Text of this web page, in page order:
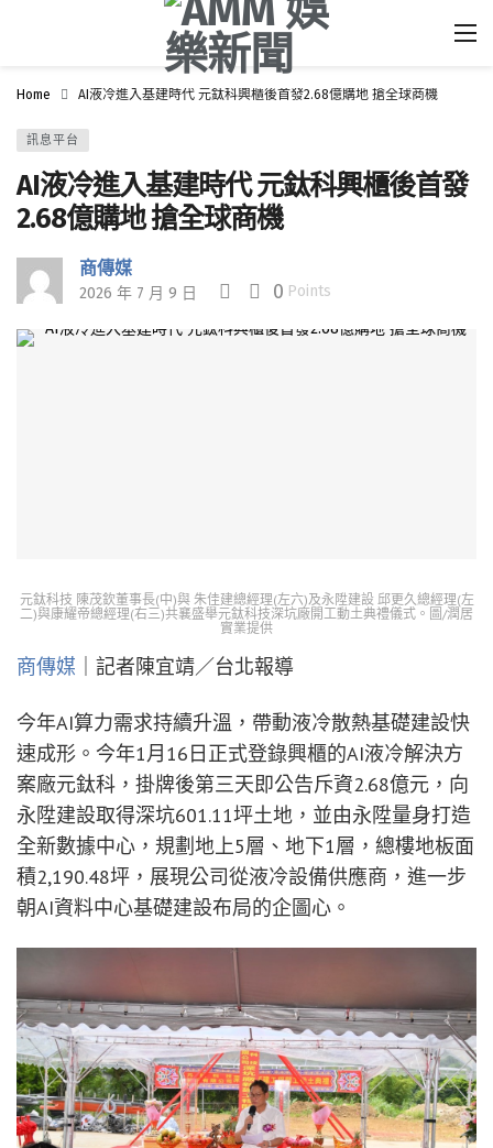
Home AI液冷進入基建時代 元鈦科興櫃後首發2.68億購地 搶全球商機
訊息平台
AI液冷進入基建時代 元鈦科興櫃後首發
2.68億購地 搶全球商機
商傳媒
2026 年 7 月 9 日 0 Points
元鈦科技 陳茂欽董事長(中)與 朱佳建總經理(左六)及永陞建設 邱更久總經理(左
二)與康耀帝總經理(右三)共襄盛舉元鈦科技深坑廠開工動土典禮儀式。圖/潤居
實業提供
商傳媒 ｜記者陳宜靖／台北報導
今年AI算力需求持續升溫，帶動液冷散熱基礎建設快
速成形。今年1月16日正式登錄興櫃的AI液冷解決方
案廠元鈦科，掛牌後第三天即公告斥資2.68億元，向
永陞建設取得深坑601.11坪土地，並由永陞量身打造
全新數據中心，規劃地上5層、地下1層，總樓地板面
積2,190.48坪，展現公司從液冷設備供應商，進一步
朝AI資料中心基礎建設布局的企圖心。